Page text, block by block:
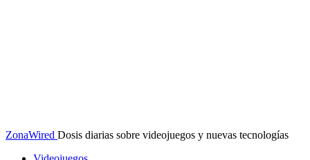
ZonaWired Dosis diarias sobre videojuegos y nuevas tecnologías